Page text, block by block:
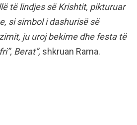
të lindjes së Krishtit, pikturuar
si simbol i dashurisë së
ju uroj bekime dhe festa të
Berat”, shkruan Rama.